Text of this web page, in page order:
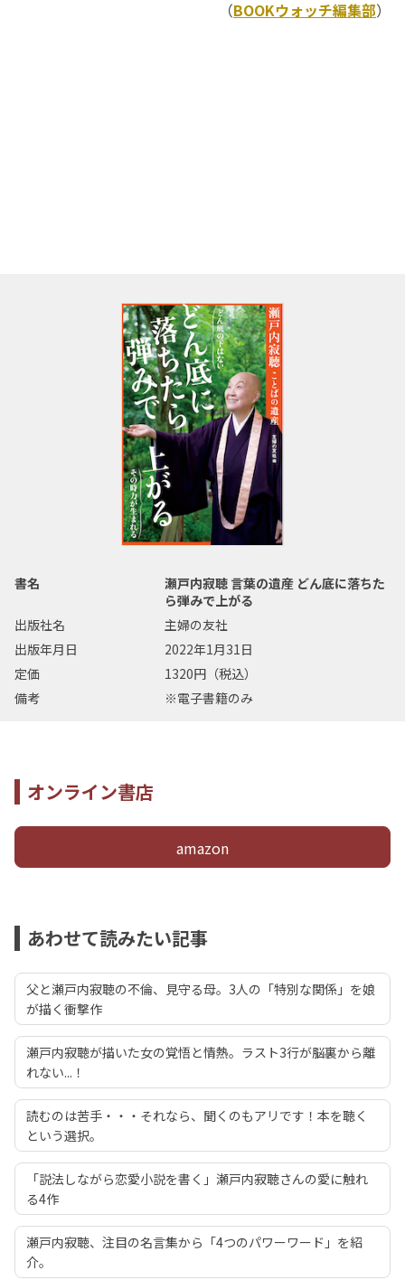
（BOOKウォッチ編集部）
書名
瀬戸内寂聴 言葉の遺産 どん底に落ちた
ら弾みで上がる
出版社名
主婦の友社
出版年月日
2022年1月31日
定価
1320円（税込）
備考
※電子書籍のみ
オンライン書店
amazon
あわせて読みたい記事
父と瀬戸内寂聴の不倫、見守る母。3人の「特別な関係」を娘
が描く衝撃作
瀬戸内寂聴が描いた女の覚悟と情熱。ラスト3行が脳裏から離
れない...！
読むのは苦手・・・それなら、聞くのもアリです！本を聴く
という選択。
「説法しながら恋愛小説を書く」瀬戸内寂聴さんの愛に触れ
る4作
瀬戸内寂聴、注目の名言集から「4つのパワーワード」を紹
介。